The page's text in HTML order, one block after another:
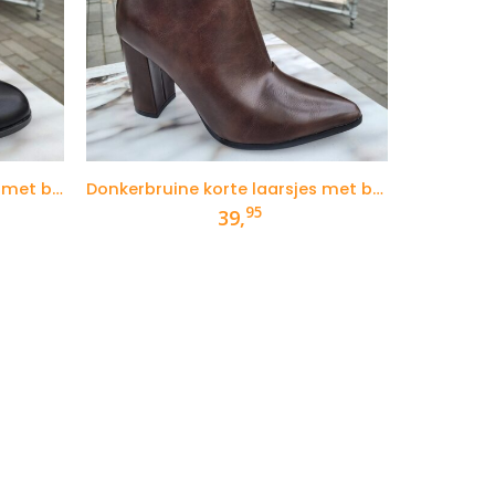
Korte zwarte dameslaarzen met blokhak Donkerbruine korte laarsjes met brede hak
39,95